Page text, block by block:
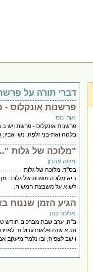
דברי תורה על
פרשנות אונקלוס
אורן מס
פרשנות אונקלוס - פרשת ויש ב
בִלְהָה וְאֶת-בְּנֵי זִלְפָּה, נְשֵׁי
"מלוכה של גלות
משה אהרון
בס"ד. מלוכה של גלות
היא מלוכה משנית של גלות .
לשוא על משבצת המשיח.
הגיע הזמן שננוח
אלעזר כהן
ב"ה, ערב שבת מברכים חודש
תהא שנת פלאות גדולות.
וישב לצפיה, ובו נלמד מיעקב